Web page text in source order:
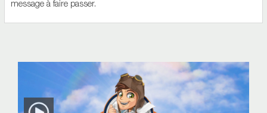
message à faire passer.